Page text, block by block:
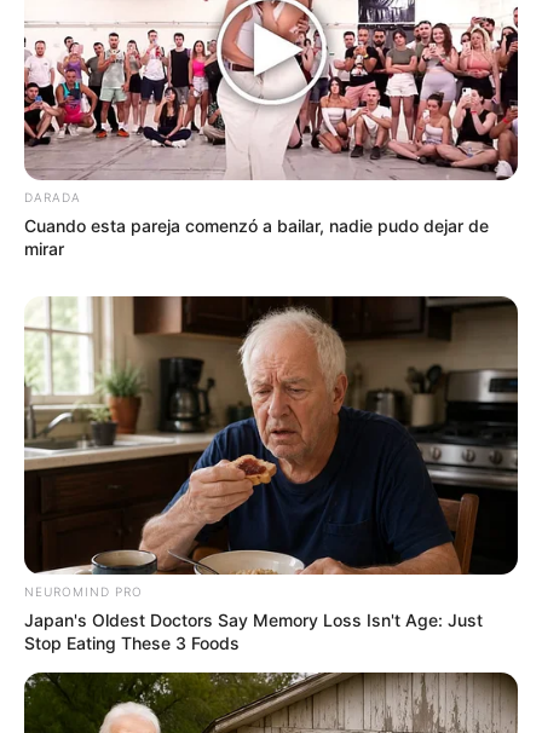
DARADA
Cuando esta pareja comenzó a bailar, nadie pudo dejar de
mirar
NEUROMIND PRO
Japan's Oldest Doctors Say Memory Loss Isn't Age: Just
Stop Eating These 3 Foods